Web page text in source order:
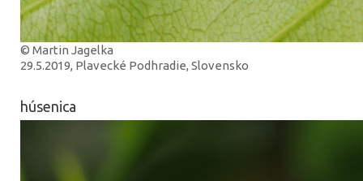
© Martin Jagelka
29.5.2019, Plavecké Podhradie, Slovensko
húsenica